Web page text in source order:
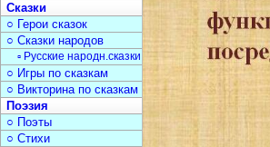
Сказки
○ Герои сказок
○ Сказки народов
▫ Русские народн.сказки
○ Игры по сказкам
○ Викторина по сказкам
Поэзия
○ Поэты
○ Стихи